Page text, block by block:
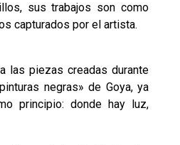
sus trabajos son como
capturados por el artista.
las piezas creadas durante
negras» de Goya, ya
principio: donde hay luz,